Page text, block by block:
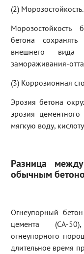
(2) Морозостойкость.
Морозостойкость
бетона
внешнего вида
замораживания-
(3) Коррозионная
Эрозия бетона
эрозия
мягкую воду,
Разница
обычным
Огнеупорный бетон
цемента (СА-
огнеупорного
длительное время